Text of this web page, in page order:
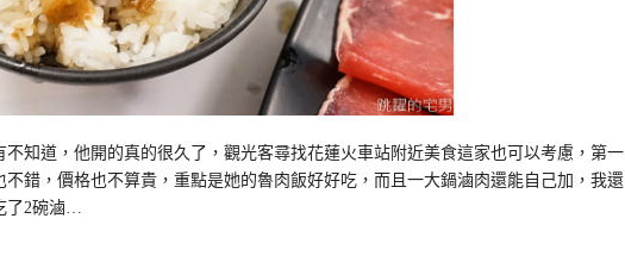
知道，他開的真的很久了，觀光客尋找花蓮火車站附近美食這家也可以考慮，第一
錯，價格也不算貴，重點是她的魯肉飯好好吃，而且一大鍋滷肉還能自己加，我還
了2碗滷…